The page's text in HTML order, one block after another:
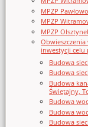
MPZP
MPZP
MPZP
inwestycji celu
Budowa
Budowa
Budowa
Świętajny,
Budowa
Budowa
Budowa